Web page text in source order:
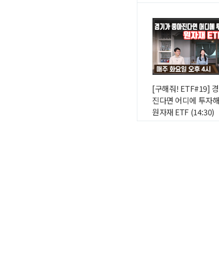
[구해줘! ETF#19]
진다면 어디에 투자
원자재 ETF (14:30)